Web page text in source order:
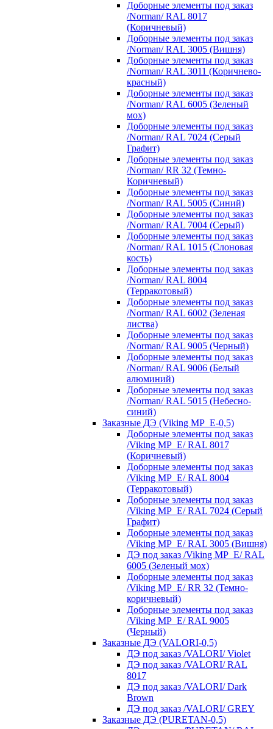
Доборные элементы под заказ
/Norman/ RAL 8017
(Коричневый)
Доборные элементы под заказ
/Norman/ RAL 3005 (Вишня)
Доборные элементы под заказ
/Norman/ RAL 3011 (Коричнево-
красный)
Доборные элементы под заказ
/Norman/ RAL 6005 (Зеленый
мох)
Доборные элементы под заказ
/Norman/ RAL 7024 (Серый
Графит)
Доборные элементы под заказ
/Norman/ RR 32 (Темно-
Коричневый)
Доборные элементы под заказ
/Norman/ RAL 5005 (Синий)
Доборные элементы под заказ
/Norman/ RAL 7004 (Серый)
Доборные элементы под заказ
/Norman/ RAL 1015 (Слоновая
кость)
Доборные элементы под заказ
/Norman/ RAL 8004
(Терракотовый)
Доборные элементы под заказ
/Norman/ RAL 6002 (Зеленая
листва)
Доборные элементы под заказ
/Norman/ RAL 9005 (Черный)
Доборные элементы под заказ
/Norman/ RAL 9006 (Белый
алюминий)
Доборные элементы под заказ
/Norman/ RAL 5015 (Небесно-
синий)
Заказные ДЭ (Viking MP_E-0,5)
Доборные элементы под заказ
/Viking MP_E/ RAL 8017
(Коричневый)
Доборные элементы под заказ
/Viking MP_E/ RAL 8004
(Терракотовый)
Доборные элементы под заказ
/Viking MP_E/ RAL 7024 (Серый
Графит)
Доборные элементы под заказ
/Viking MP_E/ RAL 3005 (Вишня)
ДЭ под заказ /Viking MP_E/ RAL
6005 (Зеленый мох)
Доборные элементы под заказ
/Viking MP_E/ RR 32 (Темно-
коричневый)
Доборные элементы под заказ
/Viking MP_E/ RAL 9005
(Черный)
Заказные ДЭ (VALORI-0,5)
ДЭ под заказ /VALORI/ Violet
ДЭ под заказ /VALORI/ RAL
8017
ДЭ под заказ /VALORI/ Dark
Brown
ДЭ под заказ /VALORI/ GREY
Заказные ДЭ (PURETAN-0,5)